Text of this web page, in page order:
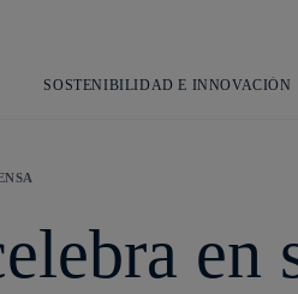
SOSTENIBILIDAD E INNOVACIÓN